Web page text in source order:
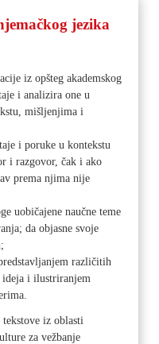
jezika
iz opšteg akademskog
i analizira one u
mišljenjima i
i poruke u kontekstu
i razgovor, čak i ako
prema njima nije
uobičajene naučne teme
da objasne svoje
različitih
i ilustriranjem
iz oblasti
za vežbanje